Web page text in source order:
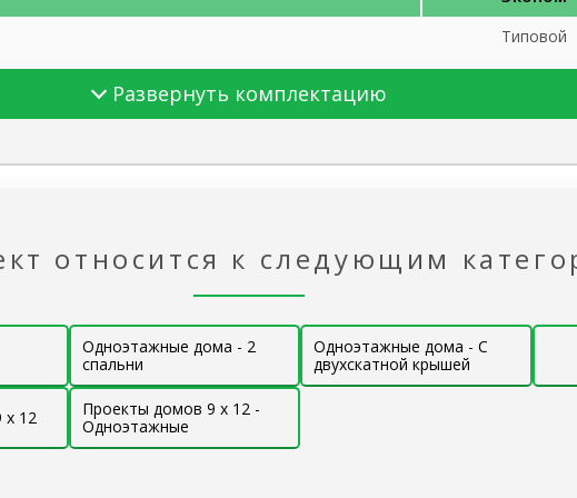
Развернуть комплектацию
Типовой
этажа
200х200 мм
относится к следующим
Одноэтажные дома - 2
спальни
Одноэтажные дома - С
двухскатной крышей
x 12
Проекты домов 9 x 12 -
Одноэтажные